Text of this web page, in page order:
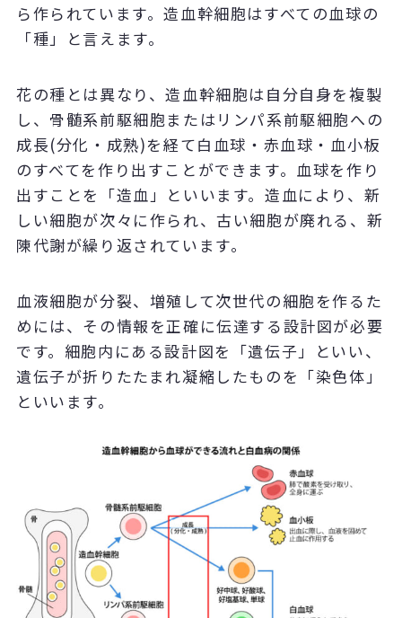
ら作られています。造血幹細胞はすべての血球の
「種」と言えます。
花の種とは異なり、造血幹細胞は自分自身を複製
し、骨髄系前駆細胞またはリンパ系前駆細胞への
成長(分化・成熟)を経て白血球・赤血球・血小板
のすべてを作り出すことができます。血球を作り
出すことを「造血」といいます。造血により、新
しい細胞が次々に作られ、古い細胞が廃れる、新
陳代謝が繰り返されています。
血液細胞が分裂、増殖して次世代の細胞を作るた
めには、その情報を正確に伝達する設計図が必要
です。細胞内にある設計図を「遺伝子」といい、
遺伝子が折りたたまれ凝縮したものを「染色体」
といいます。